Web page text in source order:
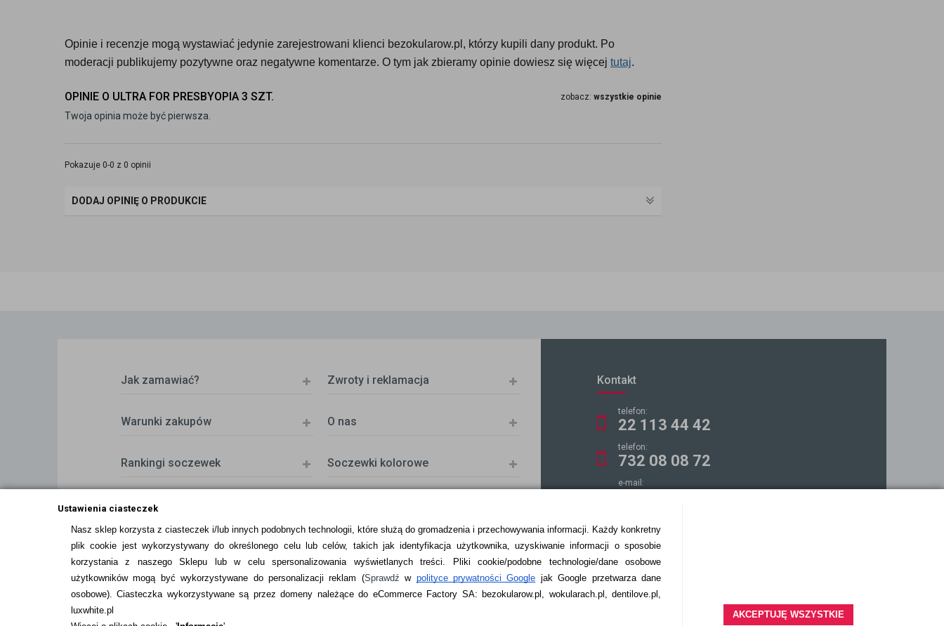
Ustawienia ciasteczek
Nasz sklep korzysta z ciasteczek i/lub innych podobnych technologii, które służą do gromadzenia i przechowywania informacji. Każdy konkretny
plik cookie jest wykorzystywany do określonego celu lub celów, takich jak identyfikacja użytkownika, uzyskiwanie informacji o sposobie
korzystania z naszego Sklepu lub w celu spersonalizowania wyświetlanych treści.
Pliki cookie/podobne technologie/dane osobowe
użytkowników mogą być wykorzystywane do personalizacji reklam (Sprawdźw polityce prywatności Google jak Google przetwarza dane
osobowe). Ciasteczka wykorzystywane są przez domeny należące do eCommerce Factory SA: bezokularow.pl, wokularach.pl, dentilove.pl,
luxwhite.pl
AKCEPTUJĘ WSZYSTKIE
Opinie i recenzje mogą wystawiać jedynie zarejestrowani klienci bezokularow.pl, którzy kupili dany produkt. Po
moderacji publikujemy pozytywne oraz negatywne komentarze. O tym jak zbieramy opinie dowiesz się więcej tutaj.
OPINIE O ULTRA FOR PRESBYOPIA 3 SZT. zobacz: wszystkie opinie
Twoja opinia może być pierwsza.
Pokazuje 0-0 z 0 opinii
DODAJ OPINIĘ O PRODUKCIE
Jak zamawiać? Zwroty i reklamacja
Warunki zakupów O nas
Rankingi soczewek Soczewki kolorowe
Zwrot (odstąpienie od umowy)
ZMIEŃ USTAWIENIA ZGODY NA CIASTECZKA
Kontakt
telefon:
22 113 44 42
telefon:
732 08 08 72
e-mail: